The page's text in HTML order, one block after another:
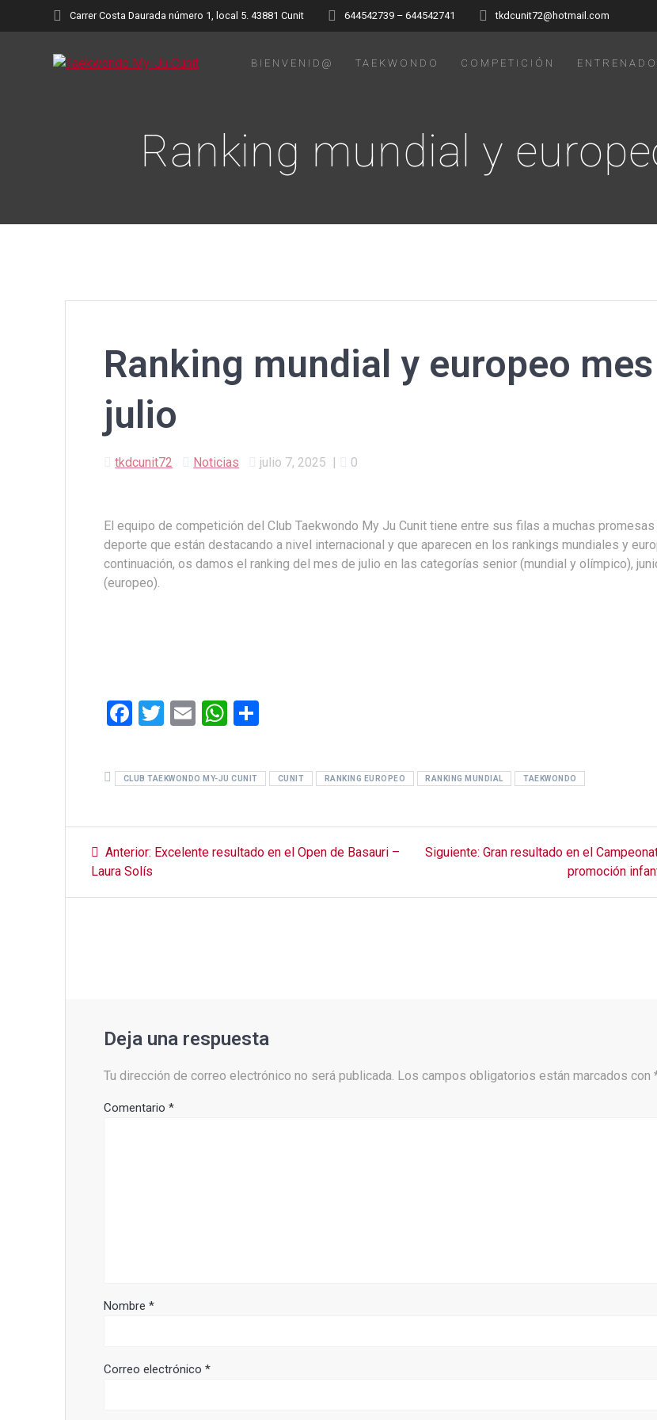
Carrer Costa Daurada número 1, local 5. 43881 Cunit 644542739 – 644542741 tkdcunit72@hotmail.com
BIENVENID@ TAEKWONDO COMPETICIÓN
Ranking mundial y
Ranking mundial y europeo
julio
tkdcunit72 Noticias julio 7, 2025 | 0
El equipo de competición del Club Taekwondo My Ju Cunit tiene entre sus filas a muchas
deporte que están destacando a nivel internacional y que aparecen en los rankings mundiales y
continuación, os damos el ranking del mes de julio en las categorías senior (mundial y olímpico),
(europeo).
F
ce
b
o
k
T
tt
er
E
ail
W
at
s
p
p
m
p
CLUB TAEKWONDO MY-JU CUNIT CUNIT RANKING EUROPEO RANKING MUNDIAL TAEKWONDO
Navegación
de
Anterior: Entrada
Excelente resultado en el Open de Basauri –
Laura Solís
Siguiente: Siguiente
Gran resultado en el
promoción
Deja una respuesta
Tu dirección de correo electrónico no será publicada. Los campos obligatorios están marcados con
Comentario*
Nombre*
Correo electrónico*